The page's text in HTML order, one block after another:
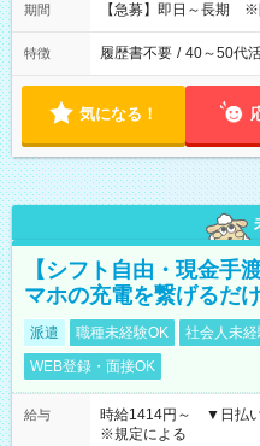
期間 【急募】即日～長期 ※
特徴 履歴書不要 / 40～50代
気になる！
【シフト自由・現金手
マホの充電を繋げるだけ
派遣 職種未経験OK 社会人未
WEB登録・面接OK
給与
時給1414円～ ▼日払
※規定による